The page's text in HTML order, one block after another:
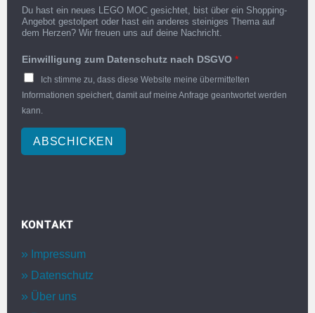
Du hast ein neues LEGO MOC gesichtet, bist über ein Shopping-
Angebot gestolpert oder hast ein anderes steiniges Thema auf
dem Herzen? Wir freuen uns auf deine Nachricht.
Einwilligung zum Datenschutz nach DSGVO *
Ich stimme zu, dass diese Website meine übermittelten
Informationen speichert, damit auf meine Anfrage geantwortet werden
kann.
ABSCHICKEN
KONTAKT
Impressum
Datenschutz
Über uns